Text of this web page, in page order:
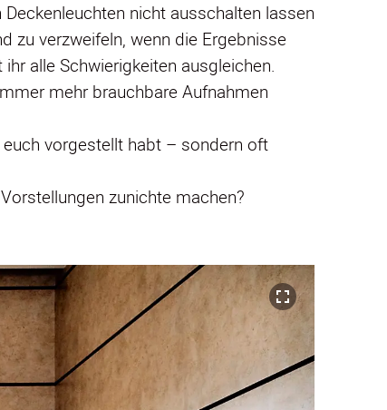
nicht ausschalten lassen
zu verzweifeln, wenn die Ergebnisse
alle Schwierigkeiten ausgleichen.
mehr brauchbare Aufnahmen
vorgestellt habt – sondern oft
zunichte machen?